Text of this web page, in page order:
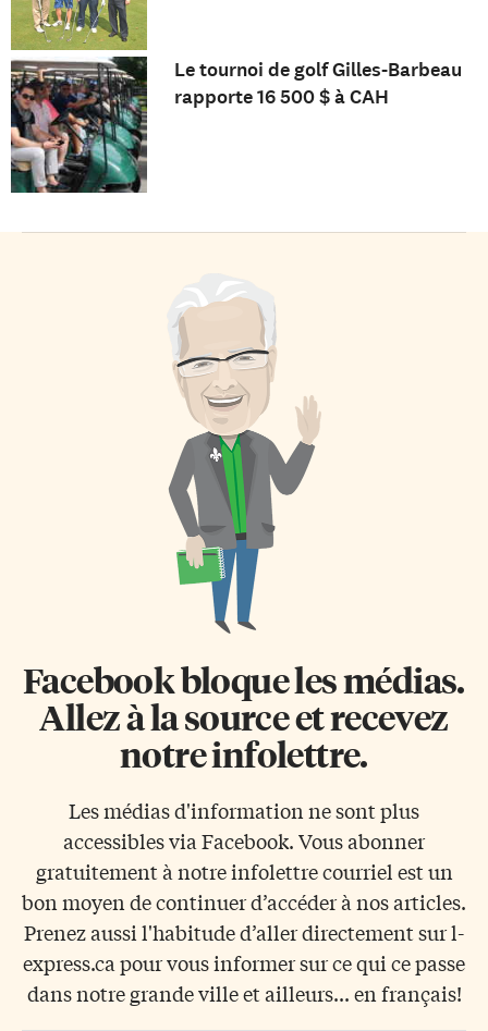
Le tournoi de golf Gilles-Barbeau
rapporte 16 500 $ à CAH
Facebook bloque les médias.
Allez à la source et recevez
notre infolettre.
Les médias d'information ne sont plus
accessibles via Facebook. Vous abonner
gratuitement à notre infolettre courriel est un
bon moyen de continuer d’accéder à nos articles.
Prenez aussi l'habitude d’aller directement sur l-
express.ca pour vous informer sur ce qui ce passe
dans notre grande ville et ailleurs... en français!